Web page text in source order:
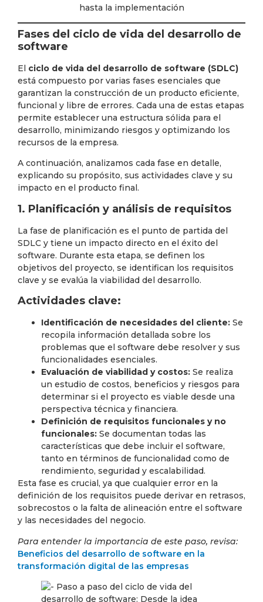
Fases del ciclo de vida del desarrollo de
software
El ciclo de vida del desarrollo de software (SDLC)
está compuesto por varias fases esenciales que
garantizan la construcción de un producto eficiente,
funcional y libre de errores. Cada una de estas etapas
permite establecer una estructura sólida para el
desarrollo, minimizando riesgos y optimizando los
recursos de la empresa.
A continuación, analizamos cada fase en detalle,
explicando su propósito, sus actividades clave y su
impacto en el producto final.
1. Planificación y análisis de requisitos
La fase de planificación es el punto de partida del
SDLC y tiene un impacto directo en el éxito del
software. Durante esta etapa, se definen los
objetivos del proyecto, se identifican los requisitos
clave y se evalúa la viabilidad del desarrollo.
Actividades clave:
Identificación de necesidades del cliente: Se
recopila información detallada sobre los
problemas que el software debe resolver y sus
funcionalidades esenciales.
Evaluación de viabilidad y costos: Se realiza
un estudio de costos, beneficios y riesgos para
determinar si el proyecto es viable desde una
perspectiva técnica y financiera.
Definición de requisitos funcionales y no
funcionales: Se documentan todas las
características que debe incluir el software,
tanto en términos de funcionalidad como de
rendimiento, seguridad y escalabilidad.
Esta fase es crucial, ya que cualquier error en la
definición de los requisitos puede derivar en retrasos,
sobrecostos o la falta de alineación entre el software
y las necesidades del negocio.
Para entender la importancia de este paso, revisa:
Beneficios del desarrollo de software en la
transformación digital de las empresas